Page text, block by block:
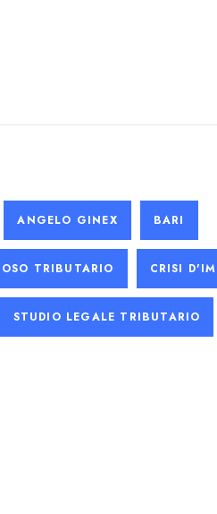
ANGELO GINEX BARI
TRIBUTARIO CRISI
STUDIO LEGALE TRIBUTARIO